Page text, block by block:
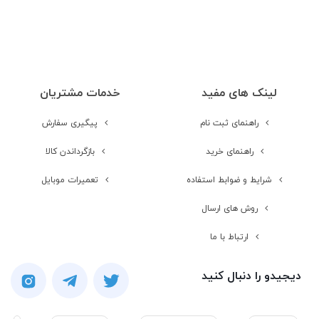
لینک های مفید
راهنمای ثبت نام
راهنمای خرید
شرایط و ضوابط استفاده
روش های ارسال
ارتباط با ما
خدمات مشتریان
پیگیری سفارش
بازگرداندن کالا
تعمیرات موبایل
دیجیدو را دنبال کنید